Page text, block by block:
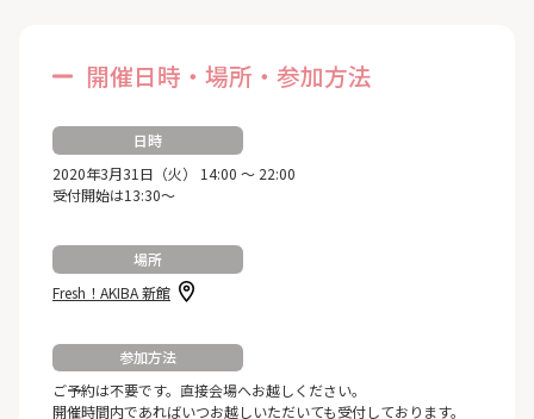
開催日時・場所・参加方法
日時
2020年3月31日（火） 14:00 ～ 22:00
受付開始は13:30～
場所
Fresh！AKIBA 新館
参加方法
ご予約は不要です。直接会場へお越しください。
開催時間内であればいつお越しいただいても受付しております。